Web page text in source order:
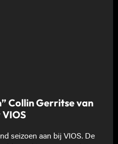
Collin Gerritse van
seizoen aan bij VIOS. De